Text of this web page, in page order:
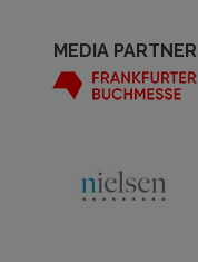
MEDIA PARTNER